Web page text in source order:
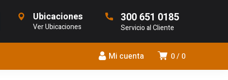
Ubicaciones
Ver Ubicaciones
300 651 0185
Servicio al Cliente
0 0
Mi cuenta